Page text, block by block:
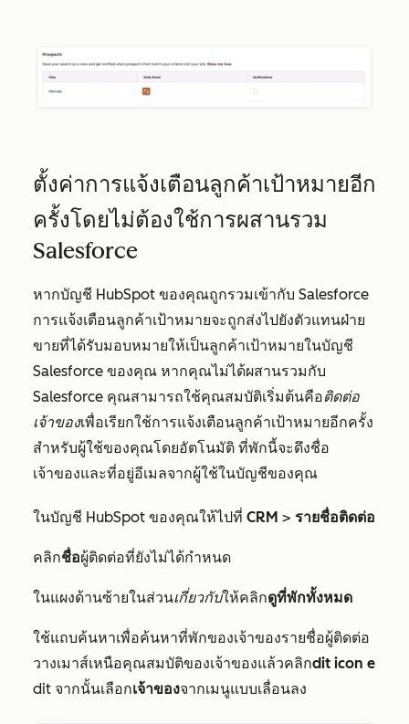
ตั้งค่าการแจ้งเตือนลูกค้าเป้าหมายอีก
ครั้งโดยไม่ต้องใช้การผสานรวม
Salesforce
หากบัญชี HubSpot ของคุณถูกรวมเข้ากับ Salesforce
การแจ้งเตือนลูกค้าเป้าหมายจะถูกส่งไปยังตัวแทนฝ่าย
ขายที่ได้รับมอบหมายให้เป็นลูกค้าเป้าหมายในบัญชี
Salesforce ของคุณ หากคุณไม่ได้ผสานรวมกับ
Salesforce คุณสามารถใช้คุณสมบัติเริ่มต้นคือติดต่อ
เจ้าของเพื่อเรียกใช้การแจ้งเตือนลูกค้าเป้าหมายอีกครั้ง
สำหรับผู้ใช้ของคุณโดยอัตโนมัติ ที่พักนี้จะดึงชื่อ
เจ้าของและที่อยู่อีเมลจากผู้ใช้ในบัญชีของคุณ
ในบัญชี HubSpot ของคุณให้ไปที่ CRM > รายชื่อติดต่อ
คลิกชื่อผู้ติดต่อที่ยังไม่ได้กำหนด
ในแผงด้านซ้ายในส่วนเกี่ยวกับให้คลิกดูที่พักทั้งหมด
ใช้แถบค้นหาเพื่อค้นหาที่พักของเจ้าของรายชื่อผู้ติดต่อ
วางเมาส์เหนือคุณสมบัติของเจ้าของแล้วคลิกdit icon e
dit จากนั้นเลือกเจ้าของจากเมนูแบบเลื่อนลง